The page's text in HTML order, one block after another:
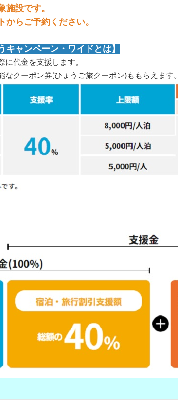
施設です。
らご予約ください。
ャンペーン・ワイドとは】
代金を支援します。
クーポン券(ひょうご旅クーポン)ももらえます。